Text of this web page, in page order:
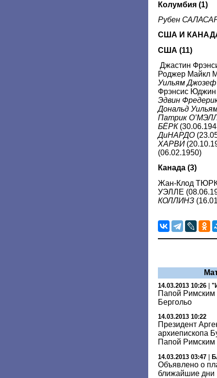
Колумбия (1)
Рубен
США И
США (11)
Джастин
Роджер Майкл
Уильям
Фрэнсис
Эдвин
Дональд
Патрик
БЁРК
ДиНАРДО
ХАРВИ
(06.02.1950)
Канада (3)
Жан-Клод
УЭЛЛЕ
КОЛЛИНЗ
14.03.2013 10:26
Папой Римским
Бергольо
14.03.2013 10:22
Президент
архиепископа
Папой Римским
14.03.2013 03:47 |
Объявлено о
ближайшие дни